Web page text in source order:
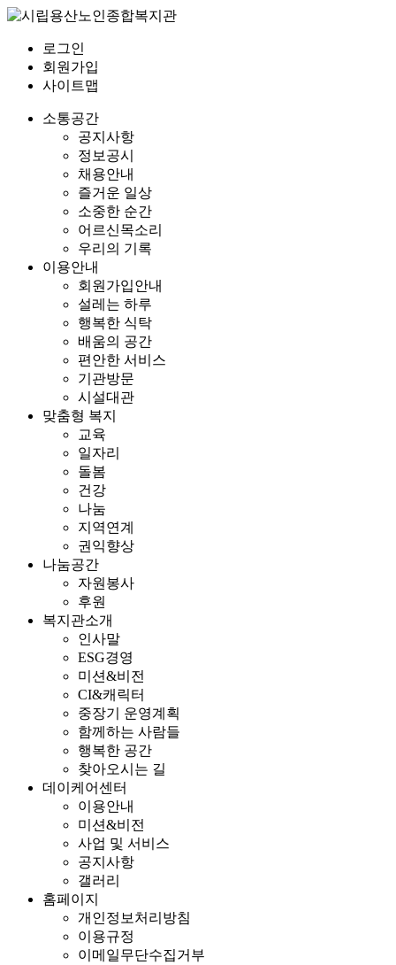
로그인
회원가입
사이트맵
소통공간
공지사항
정보공시
채용안내
즐거운 일상
소중한 순간
어르신목소리
우리의 기록
이용안내
회원가입안내
설레는 하루
행복한 식탁
배움의 공간
편안한 서비스
기관방문
시설대관
맞춤형 복지
교육
일자리
돌봄
건강
나눔
지역연계
권익향상
나눔공간
자원봉사
후원
복지관소개
인사말
ESG경영
미션&비전
CI&캐릭터
중장기 운영계획
함께하는 사람들
행복한 공간
찾아오시는 길
데이케어센터
이용안내
미션&비전
사업 및 서비스
공지사항
갤러리
홈페이지
개인정보처리방침
이용규정
이메일무단수집거부